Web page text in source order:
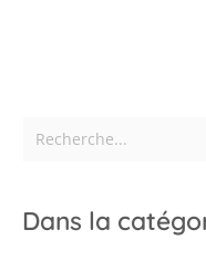
Dans la